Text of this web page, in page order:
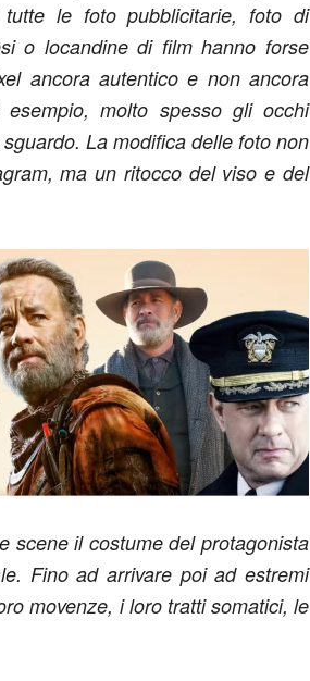
tutte le foto pubblicitarie, foto di
o locandine di film hanno forse
ancora autentico e non ancora
molto spesso gli occhi
La modifica delle foto non
ma un ritocco del viso e del
scene il costume del protagonista
Fino ad arrivare poi ad estremi
movenze, i loro tratti somatici, le